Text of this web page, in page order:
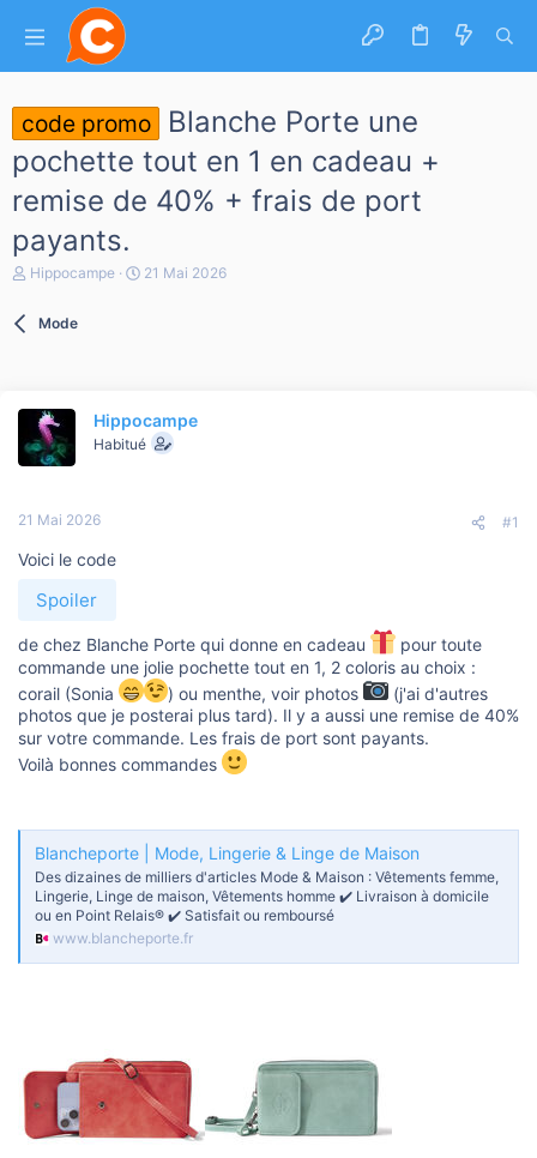
code promo
Blanche Porte une
pochette tout en 1 en cadeau +
remise de 40% + frais de port
payants.
A
e
a
d
c
s
Hippocampe
D
b
u
21 Mai 2026
Mode
Hippocampe
Habitué
21 Mai 2026 #1
Voici le code
Spoiler
de chez Blanche Porte qui donne en cadeau
pour toute
commande une jolie pochette tout en 1, 2 coloris au choix :
corail (Sonia
) ou menthe, voir photos
(j'ai d'autres
photos que je posterai plus tard). Il y a aussi une remise de 40%
sur votre commande. Les frais de port sont payants.
Voilà bonnes commandes
Blancheporte | Mode, Lingerie & Linge de Maison
Des dizaines de milliers d'articles Mode & Maison : Vêtements femme,
Lingerie, Linge de maison, Vêtements homme ✔️ Livraison à domicile
ou en Point Relais® ✔️ Satisfait ou remboursé
www.blancheporte.fr